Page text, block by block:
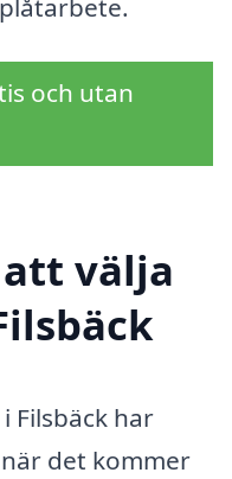
och utan
välja
Filsbäck har
det kommer